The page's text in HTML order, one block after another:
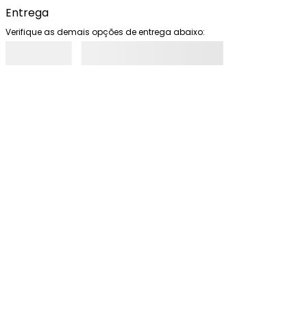
Entrega
Verifique as demais opções de entrega abaixo: